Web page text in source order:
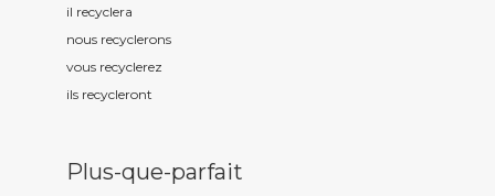
il recyclera
nous recyclerons
vous recyclerez
ils recycleront
Plus-que-parfait